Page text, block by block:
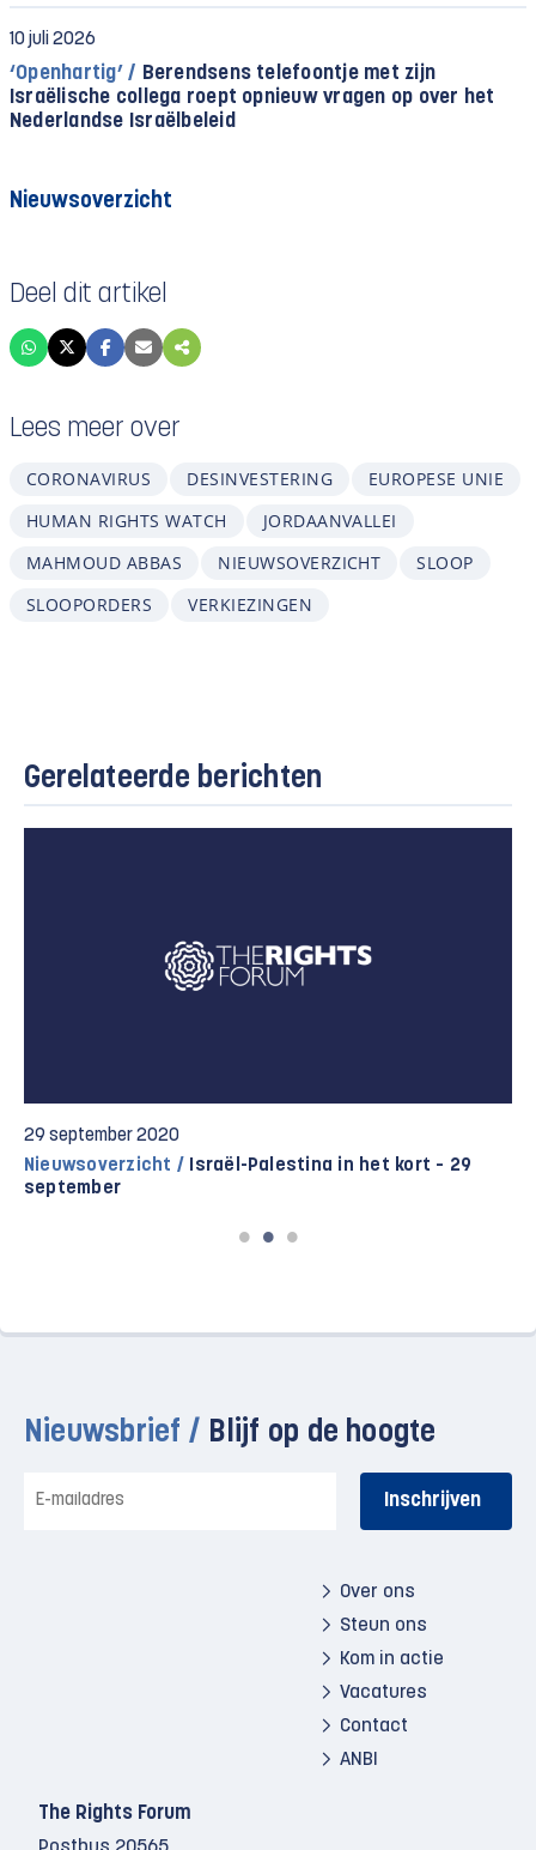
10 juli 2026
‘Openhartig’ / Berendsens telefoontje met zijn
Israëlische collega roept opnieuw vragen op over het
Nederlandse Israëlbeleid
Nieuwsoverzicht
Deel dit artikel
Lees meer over
CORONAVIRUS DESINVESTERING
EUROPESE UNIE
HUMAN RIGHTS WATCH
JORDAANVALLEI
MAHMOUD ABBAS
NIEUWSOVERZICHT
SLOOP
SLOOPORDERS
VERKIEZINGEN
Gerelateerde berichten
29 september 2020
Nieuwsoverzicht / Israël-Palestina in het kort – 29
september
Nieuwsbrief / Blijf op de hoogte
mailadres
Over ons
Steun ons
Kom in actie
Vacatures
Contact
ANBI
The Rights Forum